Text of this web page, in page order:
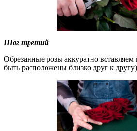
Шаг третий
Обрезанные розы аккуратно
быть расположены близко друг к